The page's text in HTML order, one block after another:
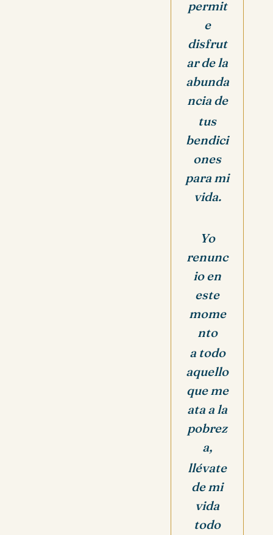
permit
e
disfrut
ar de la
abunda
ncia de
tus
bendici
ones
para mi
vida.
Yo
renunc
io en
este
mome
nto
a todo
aquello
que me
ata a la
pobrez
a,
llévate
de mi
vida
todo